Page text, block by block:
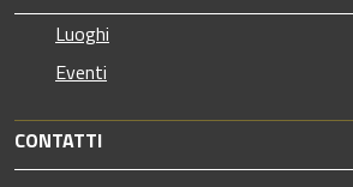
Luoghi
Eventi
CONTATTI